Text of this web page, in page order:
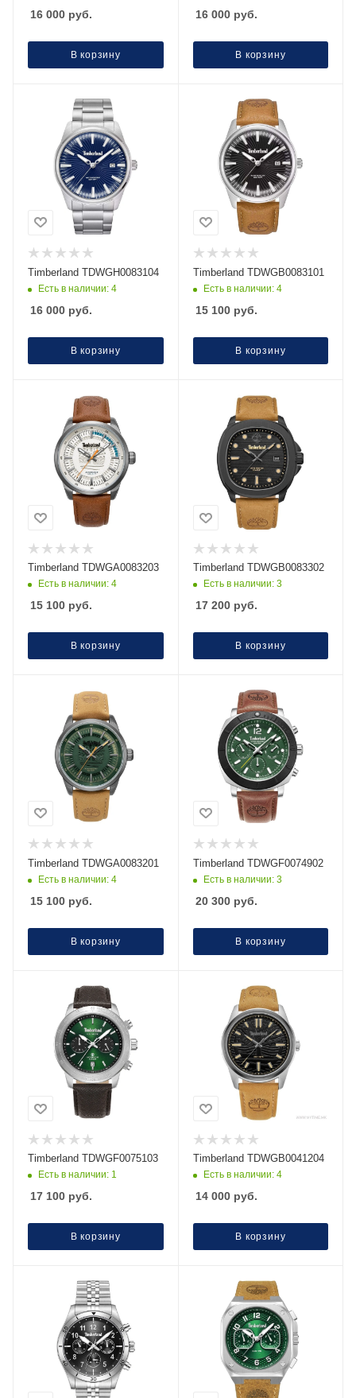
16 000 руб.
В корзину
16 000руб.
В корзину
Timberland TDWGH0083104
Есть в наличии: 4
16 000 руб.
В корзину
Timberland TDWGB0083101
Есть в наличии: 4
15 100руб.
В корзину
Timberland TDWGA0083203
Есть в наличии: 4
15 100 руб.
В корзину
Timberland TDWGB0083302
Есть в наличии: 3
17 200руб.
В корзину
Timberland TDWGA0083201
Есть в наличии: 4
15 100 руб.
В корзину
Timberland TDWGF0074902
Есть в наличии: 3
20 300руб.
В корзину
Timberland TDWGF0075103
Есть в наличии: 1
17 100 руб.
В корзину
Timberland TDWGB0041204
Есть в наличии: 4
14 000руб.
В корзину